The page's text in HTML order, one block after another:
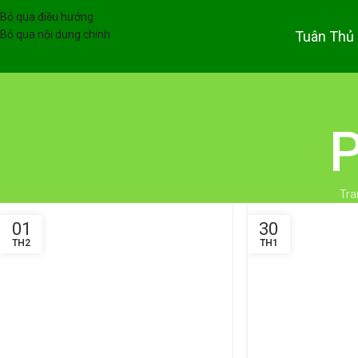
Bỏ qua điều hướng
Bỏ qua nội dung chính
Tuân Thủ
01
TH2
30
TH1